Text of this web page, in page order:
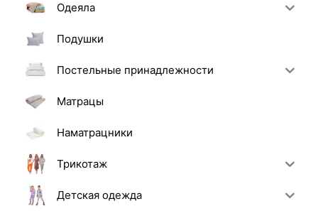
Одеяла
Подушки
Постельные принадлежности
Матрацы
Наматрацники
Трикотаж
Детская одежда